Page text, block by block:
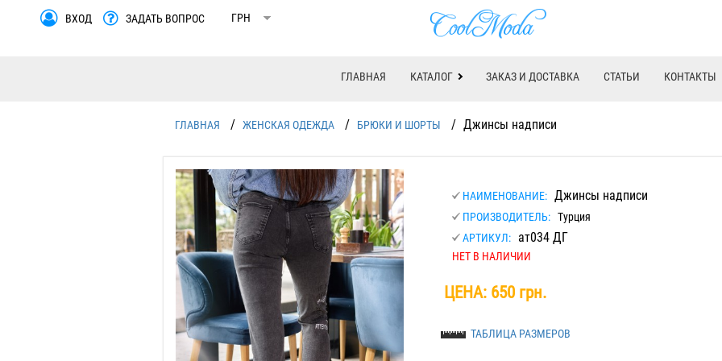
ВХОД ЗАДАТЬ ВОПРОС
ГЛАВНАЯ КАТАЛОГ ЗАКАЗ И ДОСТАВКА СТАТЬИ КОНТАКТЫ
ГЛАВНАЯ / ЖЕНСКАЯ ОДЕЖДА / БРЮКИ И ШОРТЫ / Джинсы надписи
НАИМЕНОВАНИЕ: Джинсы надписи
ПРОИЗВОДИТЕЛЬ: Турция
АРТИКУЛ:
ат034 ДГ
НЕТ В НАЛИЧИИ
ЦЕНА: 650 грн.
ТАБЛИЦА РАЗМЕРОВ